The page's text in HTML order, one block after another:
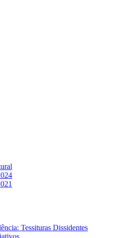
Tessituras Dissidentes